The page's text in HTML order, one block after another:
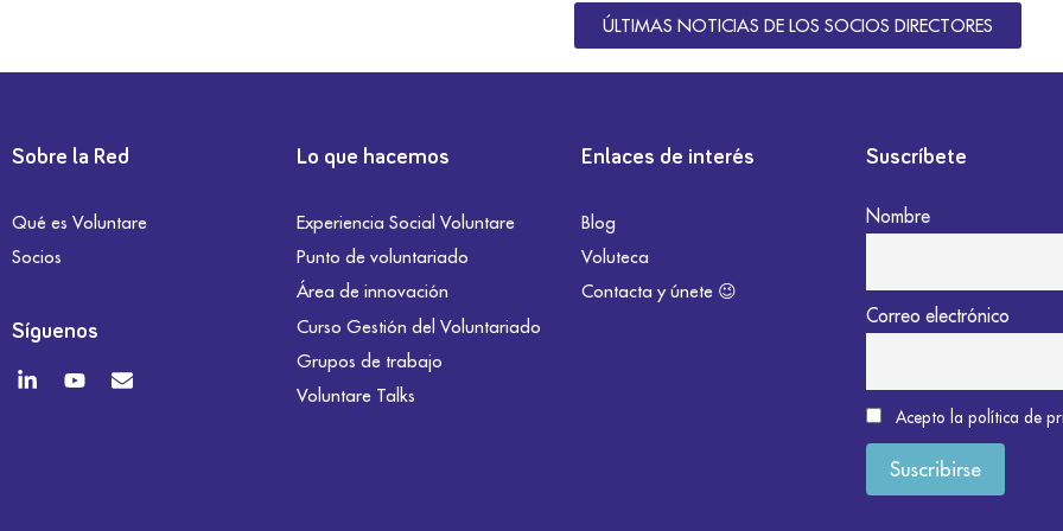
ÚLTIMAS NOTICIAS DE LOS SOCIOS DIRECTORES
Sobre la Red
Qué es Voluntare
Socios
Síguenos
Lo que hacemos
Experiencia Social Voluntare
Punto de voluntariado
Área de innovación
Curso Gestión del Voluntariado
Grupos de trabajo
Voluntare Talks
Enlaces de interés
Blog
Voluteca
Contacta y únete 😉
Suscríbete
Nombre
Correo electrónico
Acepto la política de